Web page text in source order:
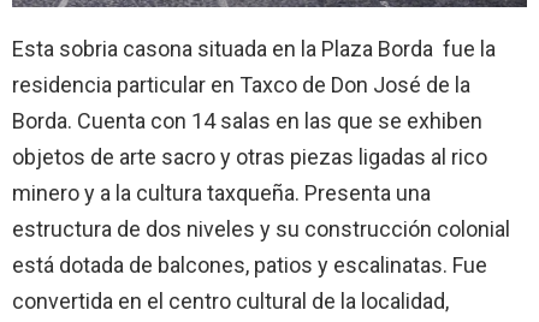
Esta sobria casona situada en la Plaza Borda fue la
residencia particular en Taxco de Don José de la
Borda. Cuenta con 14 salas en las que se exhiben
objetos de arte sacro y otras piezas ligadas al rico
minero y a la cultura taxqueña. Presenta una
estructura de dos niveles y su construcción colonial
está dotada de balcones, patios y escalinatas. Fue
convertida en el centro cultural de la localidad,